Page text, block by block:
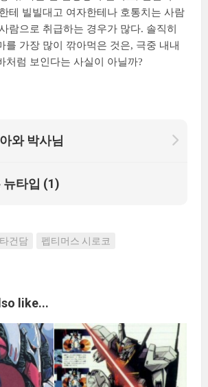
테 빌빌대고 여자한테나 호통치는 사람
람으로 취급하는 경우가 많다. 솔직히
를 가장 많이 깎아먹은 것은, 극중 내내
처럼 보인다는 사실이 아닐까?
와 박사님
뉴타입 (1)
건담 펩티머스 시로코
like...